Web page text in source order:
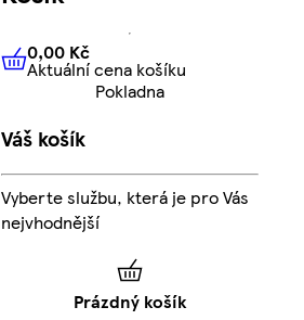
0,00 KčAktuální cena košíku
0,00 Kč
Aktuální cena košíku
Pokladna
Váš košík
Vyberte službu, která je pro Vás
nejvhodnější
Prázdný košík